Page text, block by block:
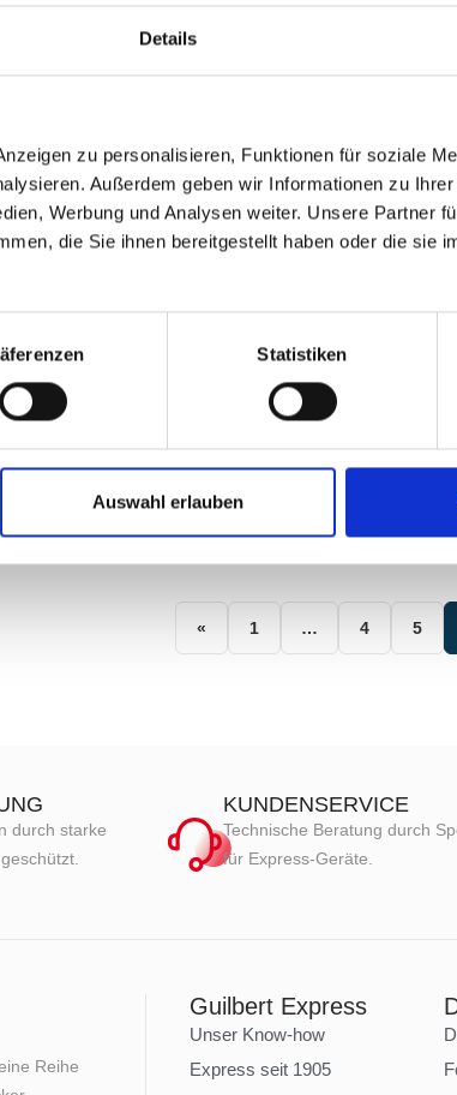
Details
zu personalisieren, Funktionen für soziale
Außerdem geben wir Informationen zu
Werbung und Analysen weiter. Unsere Partner
die Sie ihnen bereitgestellt haben oder die sie
Statistiken
Auswahl erlauben
(nicht...
« 1 … 4 5
durch starke
KUNDENSERVICE
Technische Beratung durch
für Express-Geräte.
Reihe
Guilbert Express
Unser Know-how
Express seit 1905